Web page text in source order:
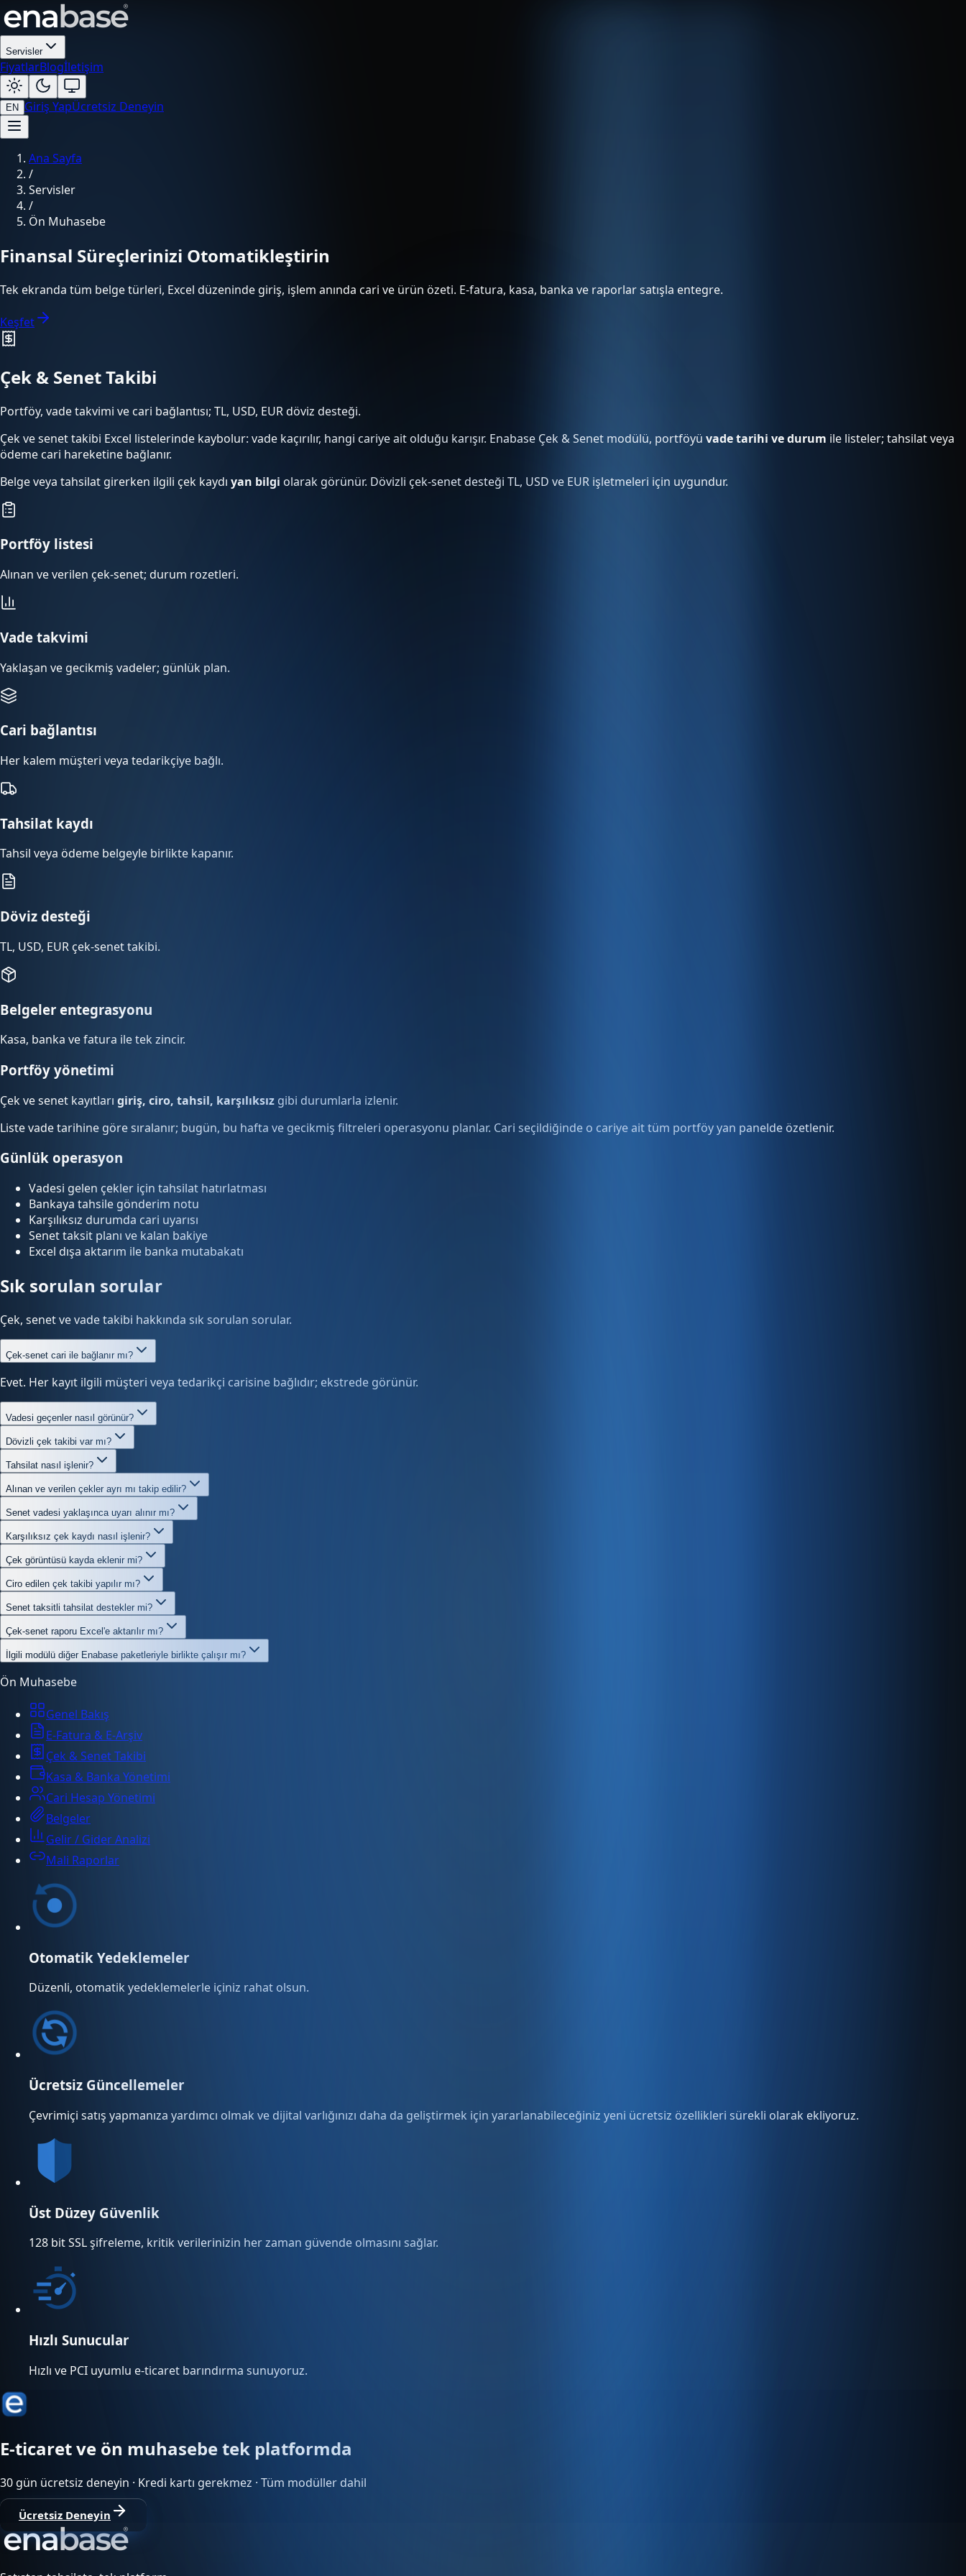
Servisler
FiyatlarBlogİletişim
EN Giriş YapÜcretsiz Deneyin
Ana Sayfa
/
Servisler
/
Ön Muhasebe
Finansal Süreçlerinizi Otomatikleştirin
Tek ekranda tüm belge türleri, Excel düzeninde giriş, işlem anında cari ve ürün özeti. E-fatura, kasa, banka ve raporlar satışla entegre.
Keşfet
Çek & Senet Takibi
Portföy, vade takvimi ve cari bağlantısı; TL, USD, EUR döviz desteği.
Çek ve senet takibi Excel listelerinde kaybolur: vade kaçırılır, hangi cariye ait olduğu karışır. Enabase Çek & Senet modülü, portföyü vade tarihi ve durum ile listeler; tahsilat veya
ödeme cari hareketine bağlanır.
Belge veya tahsilat girerken ilgili çek kaydı yan bilgi olarak görünür. Dövizli çek-senet desteği TL, USD ve EUR işletmeleri için uygundur.
Portföy listesi
Alınan ve verilen çek-senet; durum rozetleri.
Vade takvimi
Yaklaşan ve gecikmiş vadeler; günlük plan.
Cari bağlantısı
Her kalem müşteri veya tedarikçiye bağlı.
Tahsilat kaydı
Tahsil veya ödeme belgeyle birlikte kapanır.
Döviz desteği
TL, USD, EUR çek-senet takibi.
Belgeler entegrasyonu
Kasa, banka ve fatura ile tek zincir.
Portföy yönetimi
Çek ve senet kayıtları giriş, ciro, tahsil, karşılıksız gibi durumlarla izlenir.
Liste vade tarihine göre sıralanır; bugün, bu hafta ve gecikmiş filtreleri operasyonu planlar. Cari seçildiğinde o cariye ait tüm portföy yan panelde özetlenir.
Günlük operasyon
Vadesi gelen çekler için tahsilat hatırlatması
Bankaya tahsile gönderim notu
Karşılıksız durumda cari uyarısı
Senet taksit planı ve kalan bakiye
Excel dışa aktarım ile banka mutabakatı
Sık sorulan sorular
Çek, senet ve vade takibi hakkında sık sorulan sorular.
Çek-senet cari ile bağlanır mı?
Evet. Her kayıt ilgili müşteri veya tedarikçi carisine bağlıdır; ekstrede görünür.
Vadesi geçenler nasıl görünür?
Dövizli çek takibi var mı?
Tahsilat nasıl işlenir?
Alınan ve verilen çekler ayrı mı takip edilir?
Senet vadesi yaklaşınca uyarı alınır mı?
Karşılıksız çek kaydı nasıl işlenir?
Çek görüntüsü kayda eklenir mi?
Ciro edilen çek takibi yapılır mı?
Senet taksitli tahsilat destekler mi?
Çek-senet raporu Excel'e aktarılır mı?
İlgili modülü diğer Enabase paketleriyle birlikte çalışır mı?
Ön Muhasebe
Genel Bakış
E-Fatura & E-Arşiv
Çek & Senet Takibi
Kasa & Banka Yönetimi
Cari Hesap Yönetimi
Belgeler
Gelir / Gider Analizi
Mali Raporlar
Otomatik Yedeklemeler
Düzenli, otomatik yedeklemelerle içiniz rahat olsun.
Ücretsiz Güncellemeler
Çevrimiçi satış yapmanıza yardımcı olmak ve dijital varlığınızı daha da geliştirmek için yararlanabileceğiniz yeni ücretsiz özellikleri sürekli olarak ekliyoruz.
Üst Düzey Güvenlik
128 bit SSL şifreleme, kritik verilerinizin her zaman güvende olmasını sağlar.
Hızlı Sunucular
Hızlı ve PCI uyumlu e-ticaret barındırma sunuyoruz.
E-ticaret ve ön muhasebe tek platformda
30 gün ücretsiz deneyin · Kredi kartı gerekmez · Tüm modüller dahil
Ücretsiz Deneyin